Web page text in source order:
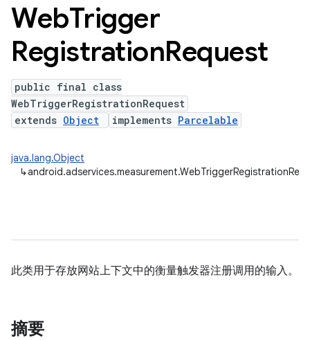
WebTrigger
RegistrationRequest
public final class
WebTriggerRegistrationRequest
extends Object implements Parcelable
java.lang.Object
↳
此类用于存放网站上下文中的衡量触发器注册调用的输入。
摘要